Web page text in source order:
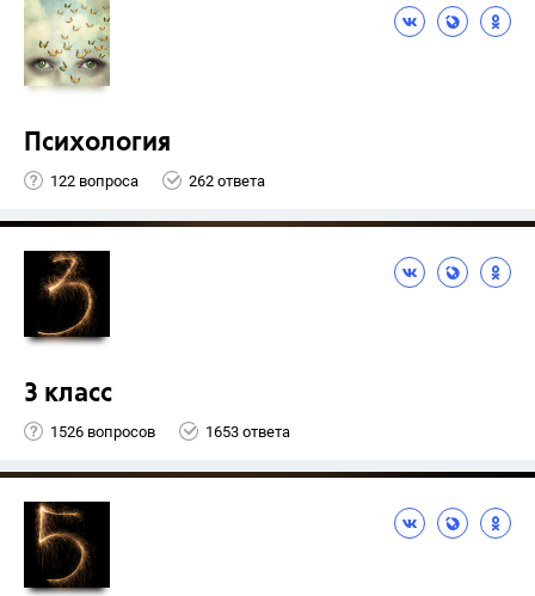
Психология
122 вопроса 262 ответа
3 класс
1526 вопросов 1653 ответа